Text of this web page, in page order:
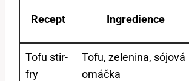
Recept Ingredience
Tofu stir-
fry
Tofu, zelenina, sójová
omáčka